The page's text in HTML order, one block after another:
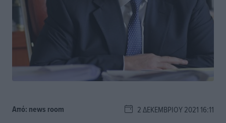
Από: news room 2 ΔΕΚΕΜΒΡΊΟΥ 2021 16:11